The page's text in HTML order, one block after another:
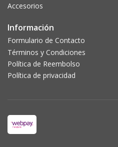
Accesorios
Información
Formulario de Contacto
Términos y Condiciones
Política de Reembolso
Política de privacidad